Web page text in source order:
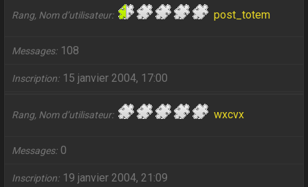
Rang, Nom d’utilisateur post_totem
Messages 108
Inscription 15 janvier 2004, 17:00
Rang, Nom d’utilisateur wxcvx
Messages 0
Inscription 19 janvier 2004, 21:09